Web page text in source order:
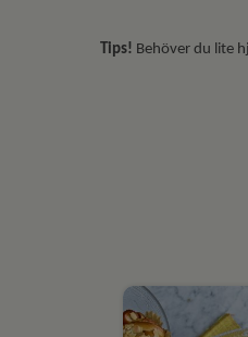
Tips! Behöver du lite